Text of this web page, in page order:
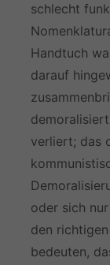
schlecht
Handtuch
darauf
verliert; das
oder sich
den
bedeuten,